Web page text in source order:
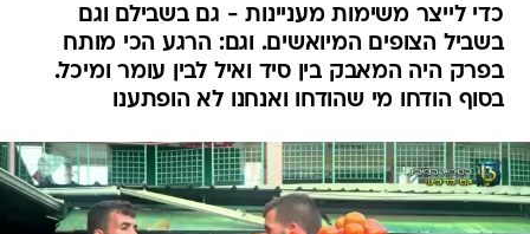
כדי לייצר משימות מעניינות - גם בשבילם וגם
בשביל הצופים המיואשים. וגם: הרגע הכי מותח
בפרק היה המאבק בין סיד ואיל לבין עומר ומיכל.
בסוף הודחו מי שהודחו ואנחנו לא הופתענו